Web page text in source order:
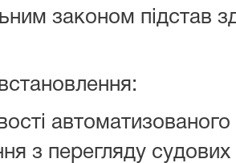
законом підстав
автоматизованого
з перегляду